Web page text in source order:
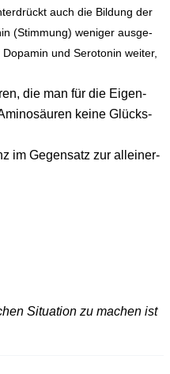
auch die Bil­dung der
(Stim­mung) weni­ger aus­ge­
und Sero­to­nin wei­ter,
die man für die Eigen­
kei­ne Glücks­
im Gegen­satz zur allein­er­
Situation zu machen ist